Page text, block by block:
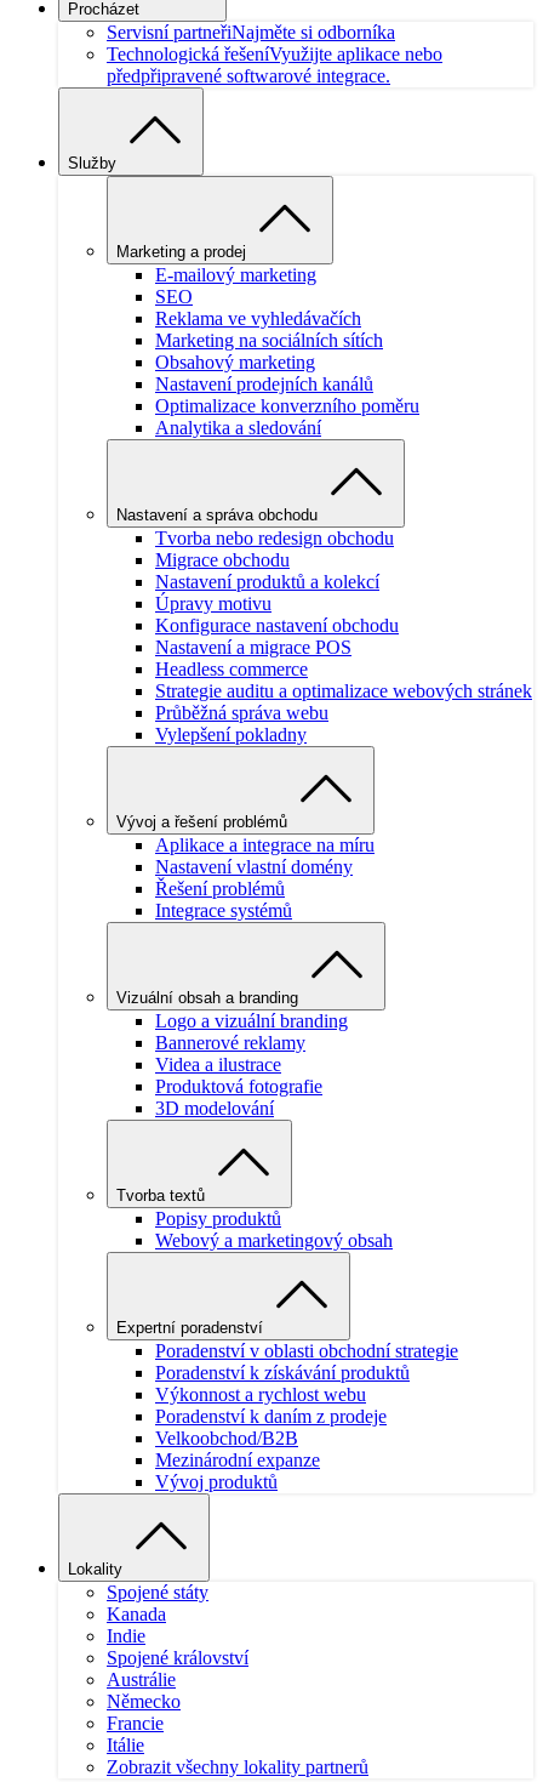
Procházet
Servisní partneřiNajměte si odborníka
Technologická řešeníVyužijte aplikace nebo
předpřipravené softwarové integrace.
Služby
Marketing a prodej
E-mailový marketing
SEO
Reklama ve vyhledávačích
Marketing na sociálních sítích
Obsahový marketing
Nastavení prodejních kanálů
Optimalizace konverzního poměru
Analytika a sledování
Nastavení a správa obchodu
Tvorba nebo redesign obchodu
Migrace obchodu
Nastavení produktů a kolekcí
Úpravy motivu
Konfigurace nastavení obchodu
Nastavení a migrace POS
Headless commerce
Strategie auditu a optimalizace webových stránek
Průběžná správa webu
Vylepšení pokladny
Vývoj a řešení problémů
Aplikace a integrace na míru
Nastavení vlastní domény
Řešení problémů
Integrace systémů
Vizuální obsah a branding
Logo a vizuální branding
Bannerové reklamy
Videa a ilustrace
Produktová fotografie
3D modelování
Tvorba textů
Popisy produktů
Webový a marketingový obsah
Expertní poradenství
Poradenství v oblasti obchodní strategie
Poradenství k získávání produktů
Výkonnost a rychlost webu
Poradenství k daním z prodeje
Velkoobchod/B2B
Mezinárodní expanze
Vývoj produktů
Lokality
Spojené státy
Kanada
Indie
Spojené království
Austrálie
Německo
Francie
Itálie
Zobrazit všechny lokality partnerů